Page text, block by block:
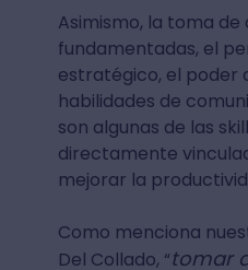
Asimismo, la toma de
fundamentadas, el
estratégico, el poder
habilidades de
son algunas de las
directamente
mejorar la
Como menciona
Del Collado, “tomar